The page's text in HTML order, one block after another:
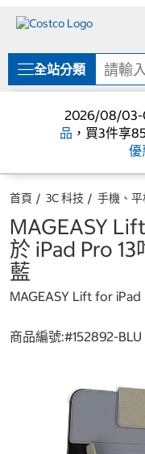
單
全站分類
2026/08/
品 ，買3件享
優
首頁 3C 科技 手機、平
MAGEASY
於 iPad Pro
藍
MAGEASY Lift for
商品編號:#152892-BLU